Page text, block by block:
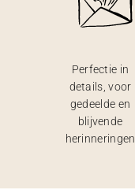
Perfectie in
details, voor
gedeelde en
blijvende
herinneringen